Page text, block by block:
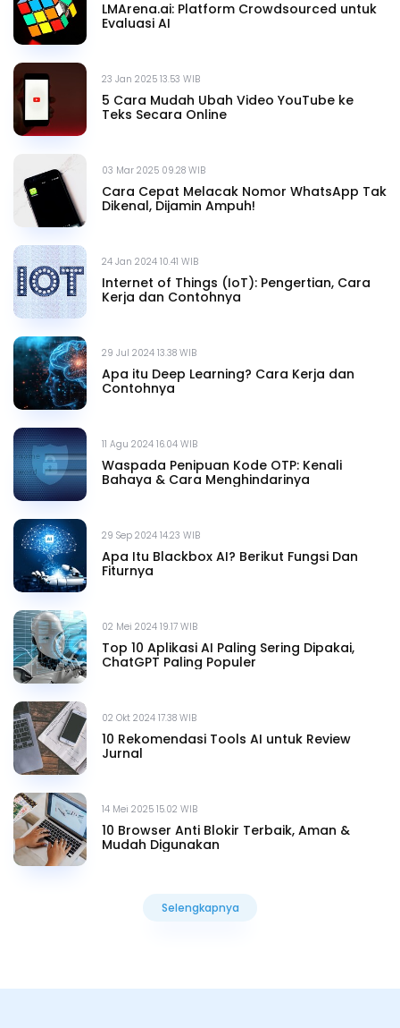
LMArena.ai: Platform Crowdsourced untuk
Evaluasi AI
23 Jan 2025 13.53 WIB
5 Cara Mudah Ubah Video YouTube ke
Teks Secara Online
03 Mar 2025 09.28 WIB
Cara Cepat Melacak Nomor WhatsApp Tak
Dikenal, Dijamin Ampuh!
24 Jan 2024 10.41 WIB
Internet of Things (IoT): Pengertian, Cara
Kerja dan Contohnya
29 Jul 2024 13.38 WIB
Apa itu Deep Learning? Cara Kerja dan
Contohnya
11 Agu 2024 16.04 WIB
Waspada Penipuan Kode OTP: Kenali
Bahaya & Cara Menghindarinya
29 Sep 2024 14.23 WIB
Apa Itu Blackbox AI? Berikut Fungsi Dan
Fiturnya
02 Mei 2024 19.17 WIB
Top 10 Aplikasi AI Paling Sering Dipakai,
ChatGPT Paling Populer
02 Okt 2024 17.38 WIB
10 Rekomendasi Tools AI untuk Review
Jurnal
14 Mei 2025 15.02 WIB
10 Browser Anti Blokir Terbaik, Aman &
Mudah Digunakan
Selengkapnya